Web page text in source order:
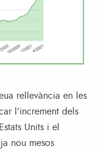
rellevància en les
l’increment dels
Units i el
nou mesos